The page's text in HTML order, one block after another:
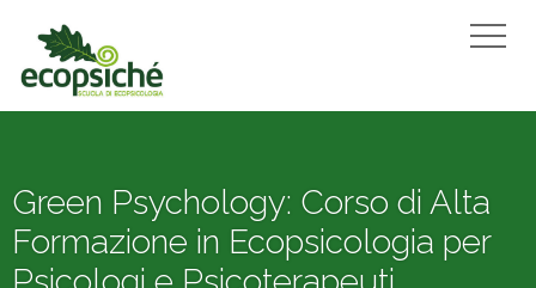
Green Psychology: Corso di Alta
Formazione in Ecopsicologia per